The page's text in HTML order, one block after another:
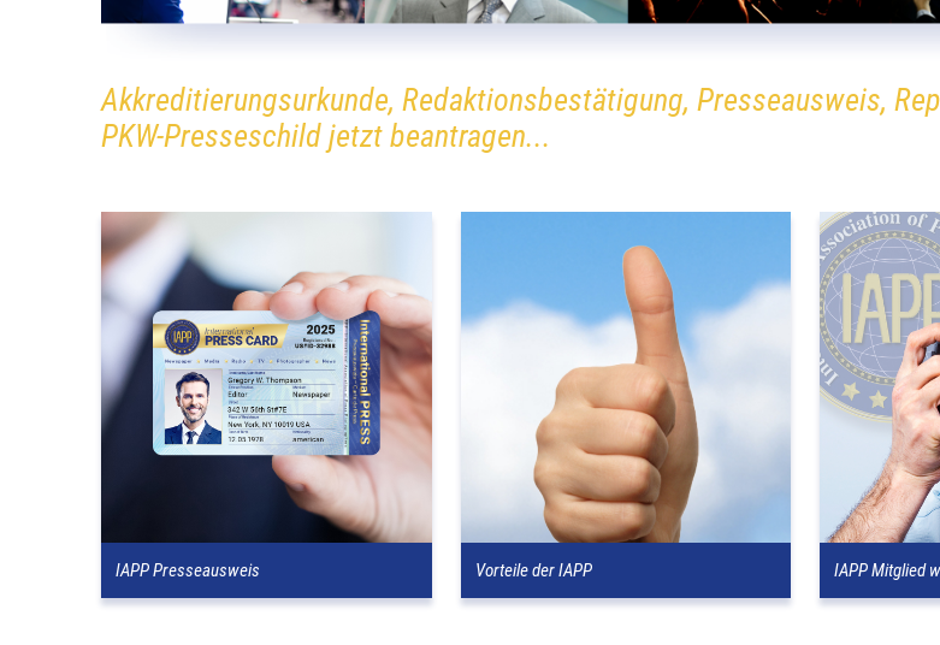
Akkreditierungsurkunde, Redaktionsbestätigung, Presseausweis,
PKW-Presseschild jetzt beantragen...
IAPP Presseausweis Vorteile der IAPP IAPP Mitglied